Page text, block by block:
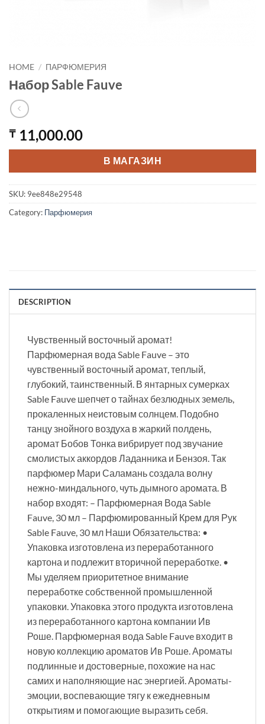
HOME / ПАРФЮМЕРИЯ
Набор Sable Fauve
₸ 11,000.00
В МАГАЗИН
SKU: 9ee848e29548
Category: Парфюмерия
DESCRIPTION
Чувственный восточный аромат!
Парфюмерная вода Sable Fauve – это
чувственный восточный аромат, теплый,
глубокий, таинственный. В янтарных сумерках
Sable Fauve шепчет о тайнах безлюдных земель,
прокаленных неистовым солнцем. Подобно
танцу знойного воздуха в жаркий полдень,
аромат Бобов Тонка вибрирует под звучание
смолистых аккордов Ладанника и Бензоя. Так
парфюмер Мари Саламань создала волну
нежно-миндального, чуть дымного аромата. В
набор входят: – Парфюмерная Вода Sable
Fauve, 30 мл – Парфюмированный Крем для Рук
Sable Fauve, 30 мл Наши Обязательства: •
Упаковка изготовлена из переработанного
картона и подлежит вторичной переработке. •
Мы уделяем приоритетное внимание
переработке собственной промышленной
упаковки. Упаковка этого продукта изготовлена
из переработанного картона компании Ив
Роше. Парфюмерная вода Sable Fauve входит в
новую коллекцию ароматов Ив Роше. Ароматы
подлинные и достоверные, похожие на нас
самих и наполняющие нас энергией. Ароматы-
эмоции, воспевающие тягу к ежедневным
открытиям и помогающие выразить себя.